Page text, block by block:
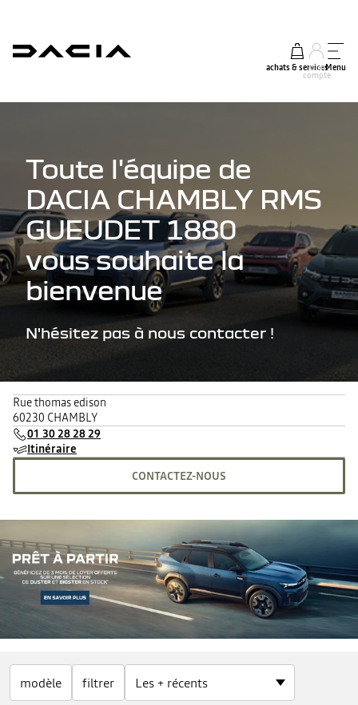
achats & services
mon
compte
Menu
Toute l'équipe de
DACIA CHAMBLY RMS
GUEUDET 1880
vous souhaite la
bienvenue
N'hésitez pas à nous contacter !
Rue thomas edison
60230 CHAMBLY
01 30 28 28 29
Itinéraire
CONTACTEZ-NOUS
modèle filtrer